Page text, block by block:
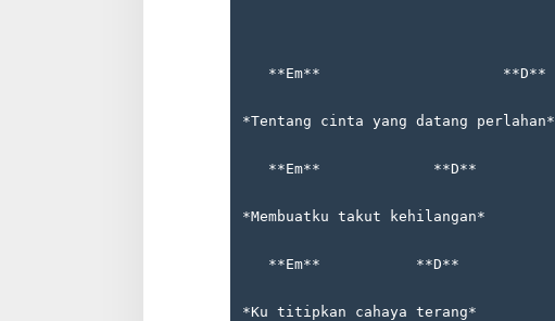
   **Em**                     **D**
*Tentang cinta yang datang perlahan*
   **Em**             **D**
*Membuatku takut kehilangan*
   **Em**           **D**
*Ku titipkan cahaya terang*